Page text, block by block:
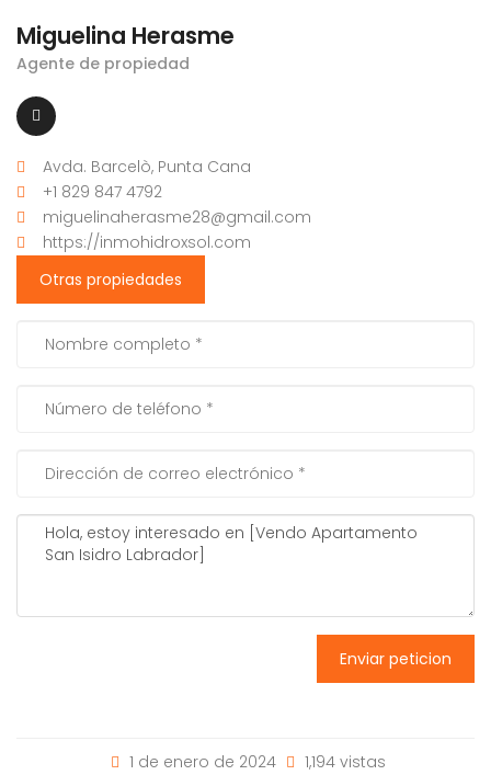
Miguelina Herasme
Agente de propiedad
Avda. Barcelò, Punta Cana
+1 829 847 4792
miguelinaherasme28@gmail.com
https://inmohidroxsol.com
Otras propiedades
Enviar peticion
1 de enero de 2024 1,194 vistas